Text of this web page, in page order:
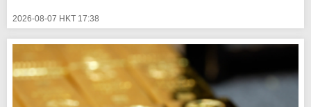
2026-08-07 HKT 17:38